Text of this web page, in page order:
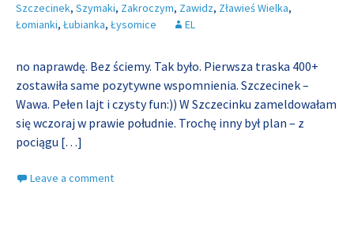
Szczecinek, Szymaki, Zakroczym, Zawidz, Zławieś Wielka,
Łomianki, Łubianka, Łysomice EL
no naprawdę. Bez ściemy. Tak było. Pierwsza traska 400+
zostawiła same pozytywne wspomnienia. Szczecinek –
Wawa. Pełen lajt i czysty fun:)) W Szczecinku zameldowałam
się wczoraj w prawie południe. Trochę inny był plan – z
pociągu […]
Leave a comment